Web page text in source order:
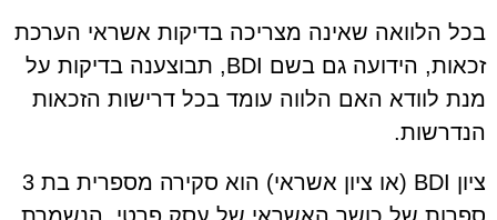
בכל הלוואה שאינה מצריכה בדיקות אשראי הערכת
זכאות, הידועה גם בשם BDI, תבוצענה בדיקות על
מנת לוודא האם הלווה עומד בכל דרישות הזכאות
הנדרשות.
ציון BDI (או ציון אשראי) הוא סקירה מספרית בת 3